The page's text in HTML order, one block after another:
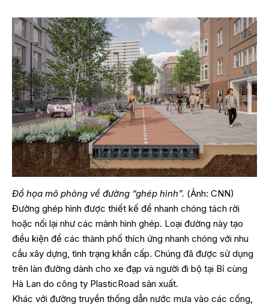
Đồ họa mô phỏng về đường “ghép hình”. (Ảnh: CNN)
Đường ghép hình được thiết kế để nhanh chóng tách rời
hoặc nối lại như các mảnh hình ghép. Loại đường này tạo
điều kiện để các thành phố thích ứng nhanh chóng với nhu
cầu xây dựng, tình trạng khẩn cấp. Chúng đã được sử dụng
trên làn đường dành cho xe đạp và người đi bộ tại Bỉ cùng
Hà Lan do công ty PlasticRoad sản xuất.
Khác với đường truyền thống dẫn nước mưa vào các cống,